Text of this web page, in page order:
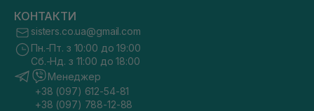
КОНТАКТИ
sisters.co.ua@gmail.com
Пн.-Пт. з 10:00 до 19:00
Сб.-Нд. з 11:00 до 18:00
Менеджер
+38 (097) 612-54-81
+38 (097) 788-12-88